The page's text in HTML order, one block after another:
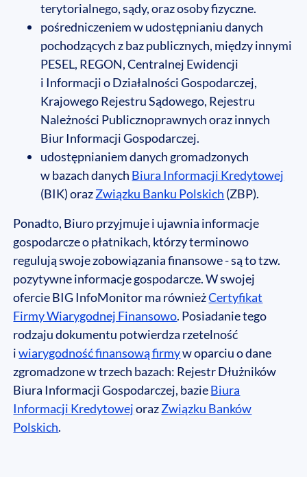
terytorialnego, sądy, oraz osoby fizyczne.
pośredniczeniem w udostępnianiu danych
pochodzących z baz publicznych, między innymi
PESEL, REGON, Centralnej Ewidencji
i Informacji o Działalności Gospodarczej,
Krajowego Rejestru Sądowego, Rejestru
Należności Publicznoprawnych oraz innych
Biur Informacji Gospodarczej.
udostępnianiem danych gromadzonych
w bazach danych Biura Informacji Kredytowej
(BIK) orazZwiązku Banku Polskich (ZBP).
Ponadto, Biuro przyjmuje i ujawnia informacje
gospodarcze o płatnikach, którzy terminowo
regulują swoje zobowiązania finansowe - są to tzw.
pozytywne informacje gospodarcze. W swojej
ofercie BIG InfoMonitor ma równieżCertyfikat
Firmy Wiarygodnej Finansowo. Posiadanie tego
rodzaju dokumentu potwierdza rzetelność
iwiarygodność finansową firmyw oparciu o dane
zgromadzone w trzech bazach: Rejestr Dłużników
Biura Informacji Gospodarczej, bazieBiura
Informacji KredytowejorazZwiązku Banków
Polskich.